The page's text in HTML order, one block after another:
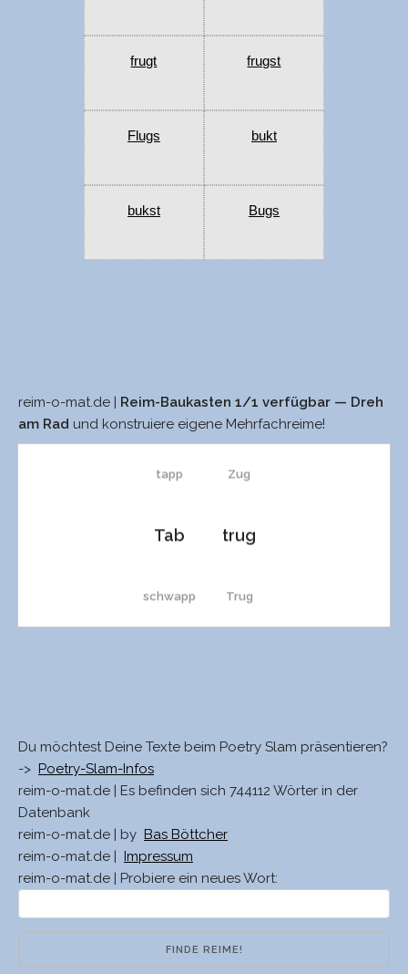
frugt frugst
Flugs bukt
bukst Bugs
reim-o-mat.de |
Reim-Baukasten 1/1 verfügbar — Dreh
am Rad und konstruiere eigene Mehrfachreime!
tapp
Tab
schwapp
schlapp
Schapp
Zug
trug
Trug
schlug
Du möchtest Deine Texte beim Poetry Slam präsentieren?
-> Poetry-Slam-Infos
reim-o-mat.de | Es befinden sich 744112 Wörter in der
Datenbank
reim-o-mat.de | by Bas Böttcher
reim-o-mat.de |
Impressum
reim-o-mat.de | Probiere ein neues Wort: